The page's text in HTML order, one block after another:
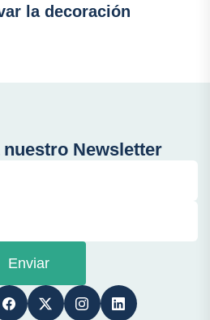
la decoración
Newsletter
Enviar